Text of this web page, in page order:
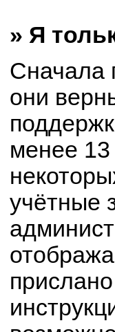
» Я
Сначала
они
менее 13
учётные